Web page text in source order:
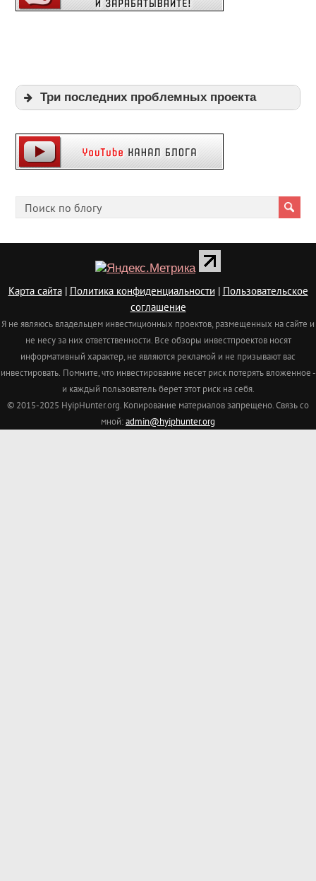
Три последних проблемных проекта
Playpayouts
Cfgliberty
Карта сайта| Политика конфиденциальности | Пользовательское
соглашение
Я не являюсь владельцем инвестиционных проектов, размещенных на сайте и
не несу за них ответственности. Все обзоры инвестпроектов носят
информативный характер, не являются рекламой и не призывают вас
инвестировать. Помните, что инвестирование несет риск потерять вложенное -
и каждый пользователь берет этот риск на себя.
© 2015-2025 HyipHunter.org. Копирование материалов запрещено. Связь со
мной:admin@hyiphunter.org